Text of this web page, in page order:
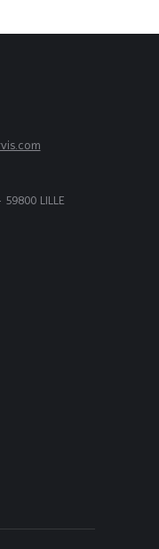
LILLE